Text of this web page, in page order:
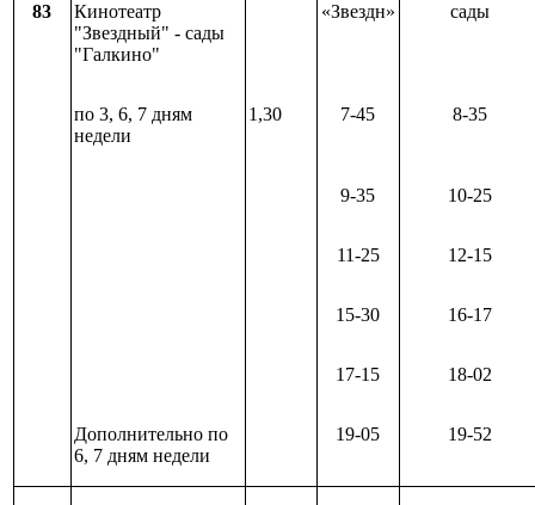
83
Кинотеатр
"Звездный" - сады
"Галкино"
«Звездн» сады
по 3, 6, 7 дням
недели
1,30 7-45 8-35
9-35 10-25
11-25 12-15
15-30 16-17
17-15 18-02
Дополнительно по
6, 7 дням недели
19-05 19-52